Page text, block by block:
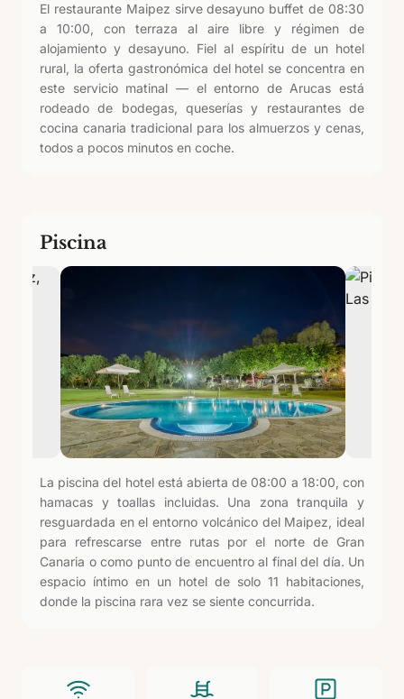
El restaurante Maipez sirve desayuno buffet de 08:30
a 10:00, con terraza al aire libre y régimen de
alojamiento y desayuno. Fiel al espíritu de un hotel
rural, la oferta gastronómica del hotel se concentra en
este servicio matinal — el entorno de Arucas está
rodeado de bodegas, queserías y restaurantes de
cocina canaria tradicional para los almuerzos y cenas,
todos a pocos minutos en coche.
Piscina
La piscina del hotel está abierta de 08:00 a 18:00, con
hamacas y toallas incluidas. Una zona tranquila y
resguardada en el entorno volcánico del Maipez, ideal
para refrescarse entre rutas por el norte de Gran
Canaria o como punto de encuentro al final del día. Un
espacio íntimo en un hotel de solo 11 habitaciones,
donde la piscina rara vez se siente concurrida.